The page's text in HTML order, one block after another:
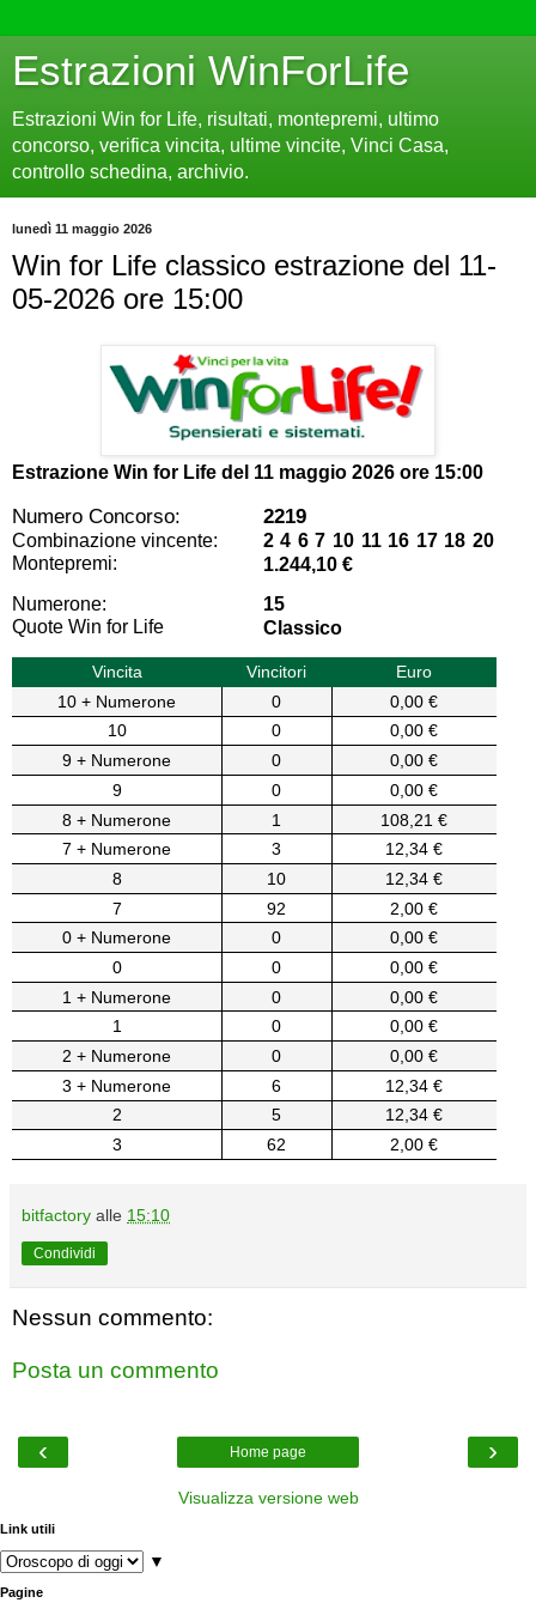
Estrazioni WinForLife
Estrazioni Win for Life, risultati, montepremi, ultimo
concorso, verifica vincita, ultime vincite, Vinci Casa,
controllo schedina, archivio.
lunedì 11 maggio 2026
Win for Life classico estrazione del 11-
05-2026 ore 15:00
Estrazione Win for Life del 11 maggio 2026 ore 15:00
Numero Concorso: 2219
Combinazione vincente:
2 4 6 7 10 11 16 17 18 20
Montepremi:
1.244,10 €
Numerone:
15
Quote Win for Life
Classico
Vincita Vincitori
Euro
10 + Numerone
0
0,00 €
10
0
0,00 €
9 + Numerone
0
0,00 €
9
0
0,00 €
8 + Numerone
1
108,21 €
7 + Numerone
3
12,34 €
8
10
12,34 €
7
92
2,00 €
0 + Numerone
0
0,00 €
0
0
0,00 €
1 + Numerone
0
0,00 €
1
0
0,00 €
2 + Numerone
0
0,00 €
3 + Numerone
6
12,34 €
2
5
12,34 €
3
62 2,00 €
bitfactory alle 15:10
Condividi
Nessun commento:
Posta un commento
‹ ›
Home page
Visualizza versione web
Link utili
▼
Pagine